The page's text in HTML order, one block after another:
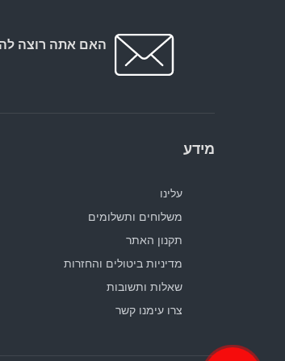
האם אתה רוצה
מידע
עלינו
משלוחים ותשלומים
תקנון האתר
מדיניות ביטולים והחזרות
שאלות ותשובות
צרו עימנו קשר